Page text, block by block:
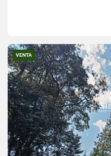
VENTA